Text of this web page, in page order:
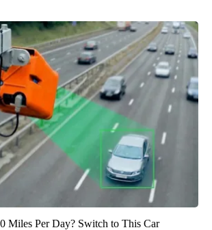
Miles Per Day? Switch to This Car